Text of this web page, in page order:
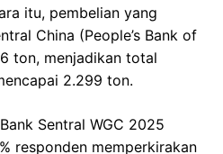
itu, pembelian yang
China (People’s Bank of
ton, menjadikan total
2.299 ton.
Sentral WGC 2025
responden memperkirakan